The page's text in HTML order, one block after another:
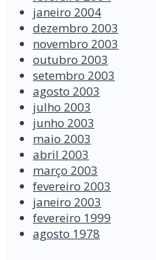
janeiro 2004
dezembro 2003
novembro 2003
outubro 2003
setembro 2003
agosto 2003
julho 2003
junho 2003
maio 2003
abril 2003
março 2003
fevereiro 2003
janeiro 2003
fevereiro 1999
agosto 1978